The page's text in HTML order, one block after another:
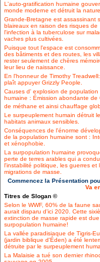
L'auto-gratification humaine
monde moderne et détruit la
Grande-Bretagne est assassinant
blaireaux en raison des risques de
l'infection à la tuberculose sur
vaches plus cultivées.
Puisque tout l'espace est
des bâtiments et des routes, les
rester seulement de chères
leur lieu de naissance.
En l'honneur de Timothy
plaît appuyer Grizzly People.
Causes d' explosion de population
humaine : Émission abondante de
de méthane et ainsi chauffage
Le surpeuplement humain détruit
habitats animaux sensibles.
Conséquences de l'énorme
de la population humaine sont :
et xénophobie.
La surpopulation humaine
perte de terres arables qui a
l'instabilité politique, les guerres et
migrations de masse.
Commencez la Présentation
Va
Titres de Slogan ©
Selon le WWF, 60% de la faune
aurait disparu d'ici 2020. Cette
extinction de masse rapide est
surpopulation humaine!
La vallée paradisiaque de Tigris-
(jardin biblique d'Éden) a été
détruite par le surpeuplement
La Malaisie a tué son dernier